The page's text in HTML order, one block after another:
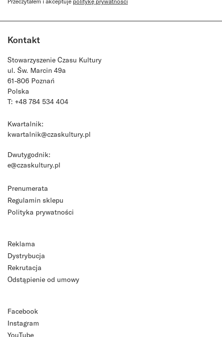
Kontakt
Stowarzyszenie Czasu Kultury
ul. Św. Marcin 49a
61-806 Poznań
Polska
T: +48 784 534 404
Kwartalnik:
kwartalnik@czaskultury.pl
Dwutygodnik:
e@czaskultury.pl
Prenumerata
Regulamin sklepu
Polityka prywatności
Reklama
Dystrybucja
Rekrutacja
Odstąpienie od umowy
Facebook
Instagram
YouTube